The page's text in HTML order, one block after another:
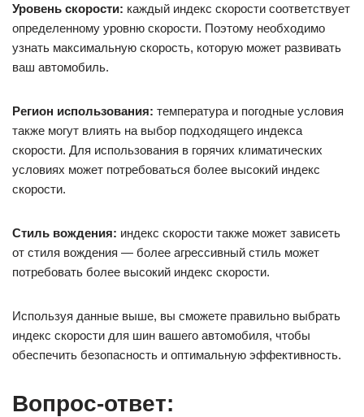
Уровень скорости: каждый индекс скорости соответствует
определенному уровню скорости. Поэтому необходимо
узнать максимальную скорость, которую может развивать
ваш автомобиль.
Регион использования: температура и погодные условия
также могут влиять на выбор подходящего индекса
скорости. Для использования в горячих климатических
условиях может потребоваться более высокий индекс
скорости.
Стиль вождения: индекс скорости также может зависеть
от стиля вождения — более агрессивный стиль может
потребовать более высокий индекс скорости.
Используя данные выше, вы сможете правильно выбрать
индекс скорости для шин вашего автомобиля, чтобы
обеспечить безопасность и оптимальную эффективность.
Вопрос-ответ: